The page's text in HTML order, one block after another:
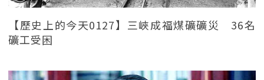
【歷史上的今天0127】三峽成福煤礦礦災 36名
礦工受困